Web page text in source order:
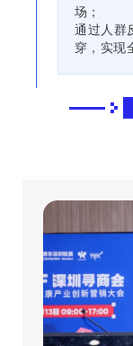
场；
通过人群
穿，实现